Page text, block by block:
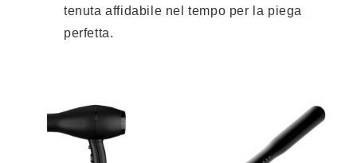
tenuta affidabile nel tempo per la piega
perfetta.